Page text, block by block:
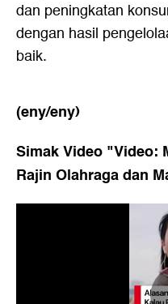
dan peningkatan
dengan hasil
baik.
(eny/eny)
Simak Video "Video:
Rajin Olahraga dan